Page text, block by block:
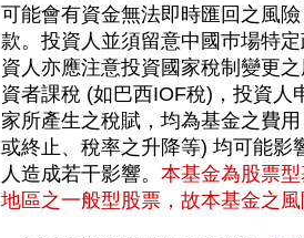
可能會有資金無法即時匯回之風
款。投資人並須留意中國巿場特
資人亦應注意投資國家稅制變更
資者課稅 (如巴西IOF稅)，投資
家所產生之稅賦，均為基金之費
或終止、稅率之升降等) 均可能影
人造成若干影響。 本基金為股票
地區之一般型股票，故本基金之